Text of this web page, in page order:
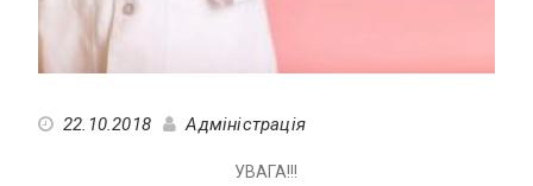
22.10.2018 Адміністрація
УВАГА!!!